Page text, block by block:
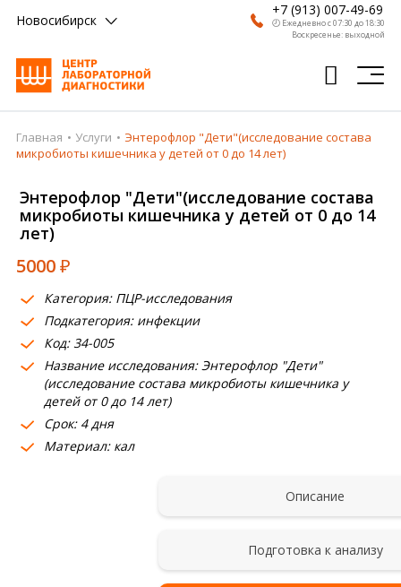
Новосибирск
+7 (913) 007-49-69
🕗 Ежедневно с 07:30 до 18:30
Воскресенье: выходной
Главная
Врачи
Получить результат
Пациентам
О компании
Где сдать
Партнерам
Главная Услуги
Энтерофлор "Дети"(исследование состава
микробиоты кишечника у детей от 0 до 14 лет)
Энтерофлор "Дети"(исследование состава
микробиоты кишечника у детей от 0 до 14
лет)
5000₽
Категория: ПЦР-исследования
Подкатегория: инфекции
Код: 34-005
Название исследования: Энтерофлор "Дети"
(исследование состава микробиоты кишечника у
детей от 0 до 14 лет)
Срок: 4 дня
Материал: кал
Описание
Подготовка к анализу